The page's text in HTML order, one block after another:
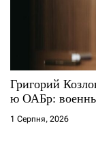
Григорий
ю ОАБр:
1 Серпня, 2026